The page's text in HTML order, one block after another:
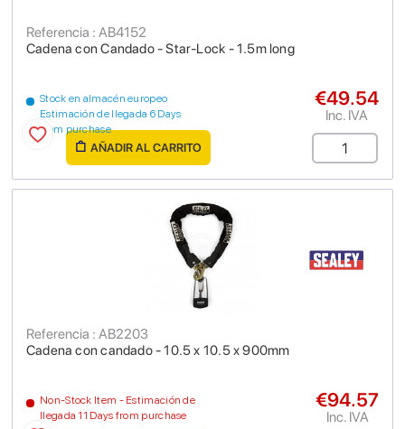
Cadena con Candado - Star-Lock - 1.5m long
Referencia : AB4152
Stock en almacén europeo
Estimación de llegada 6 Days
from purchase
€49.54
Inc. IVA
AÑADIR AL CARRITO
Cadena con candado - 10.5 x 10.5 x 900mm
Referencia : AB2203
Non-Stock Item - Estimación de
llegada 11 Days from purchase
€94.57
Inc. IVA